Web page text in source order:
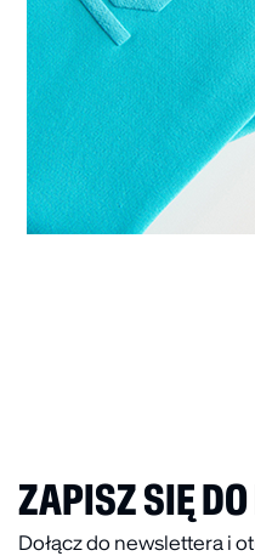
ZAPISZ SIĘ
Dołącz do newslettera i